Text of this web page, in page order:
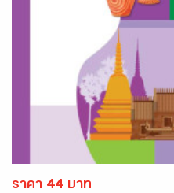
ราคา 44 บาท